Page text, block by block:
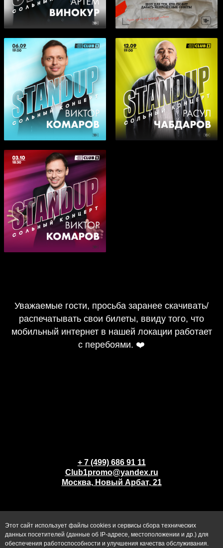
Этот сайт использует файлы cookies и сервисы сбора технических
данных посетителей (данные об IP-адресе, местоположении и др.) для
обеспечения работоспособности и улучшения качества обслуживания.
Уважаемые гости, просьба заранее скачивать/
распечатывать свои билеты, ввиду того, что
мобильный интернет в нашей локации работает
с перебоями. ❤️
+ 7 (499) 686 91 11
Club1promo@yandex.ru
Москва, Новый Арбат, 21